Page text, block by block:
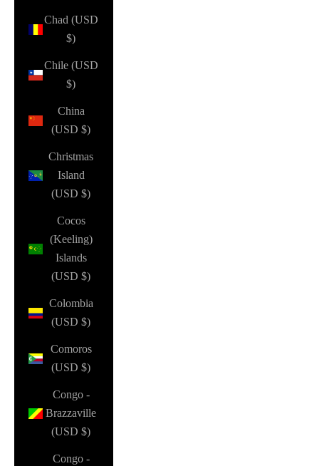
Chad (USD
$)
Chile (USD
$)
China
(USD $)
Christmas
Island
(USD $)
Cocos
(Keeling)
Islands
(USD $)
Colombia
(USD $)
Comoros
(USD $)
Congo -
Brazzaville
(USD $)
Congo -